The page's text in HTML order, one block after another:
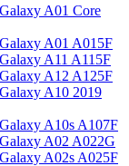
A01 Core
A01 A015F
A11 A115F
A12 A125F
A10 2019
A10s A107F
A02 A022G
A02s A025F